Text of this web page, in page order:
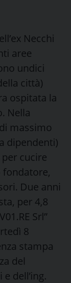
Necchi
aree
undici
città)
ospitata la
Nella
massimo
dipendenti)
cucire
fondatore,
Due anni
per 4,8
Srl”
8
stampa
del
dell’ing.